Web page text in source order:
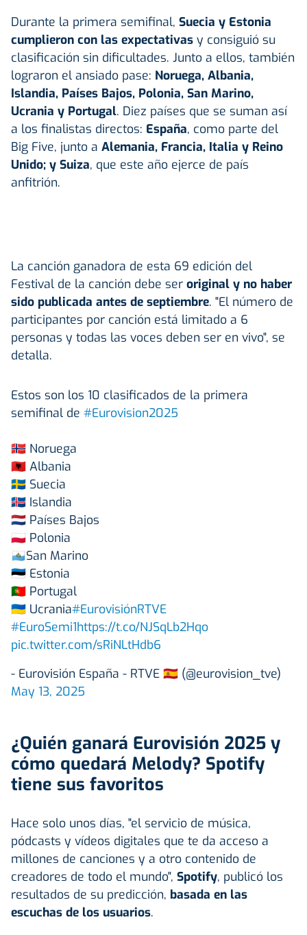
Durante la primera semifinal, Suecia y Estonia
cumplieron con las expectativas y consiguió su
clasificación sin dificultades. Junto a ellos, también
lograron el ansiado pase: Noruega, Albania,
Islandia, Países Bajos, Polonia, San Marino,
Ucrania y Portugal. Diez países que se suman así
a los finalistas directos: España, como parte del
Big Five, junto a Alemania, Francia, Italia y Reino
Unido; y Suiza, que este año ejerce de país
anfitrión.
La canción ganadora de esta 69 edición del
Festival de la canción debe ser original y no haber
sido publicada antes de septiembre. "El número de
participantes por canción está limitado a 6
personas y todas las voces deben ser en vivo", se
detalla.
Estos son los 10 clasificados de la primera
semifinal de #Eurovision2025
🇳🇴 Noruega
🇦🇱 Albania
🇸🇪 Suecia
🇮🇸 Islandia
🇳🇱 Países Bajos
🇵🇱 Polonia
🇸🇲San Marino
🇪🇪 Estonia
🇵🇹 Portugal
🇺🇦 Ucrania#EurovisiónRTVE
#EuroSemi1https://t.co/NJSqLb2Hqo
pic.twitter.com/sRiNLtHdb6
- Eurovisión España - RTVE 🇪🇸 (@eurovision_tve)
May 13, 2025
¿Quién ganará Eurovisión 2025 y
cómo quedará Melody? Spotify
tiene sus favoritos
Hace solo unos días, "el servicio de música,
pódcasts y vídeos digitales que te da acceso a
millones de canciones y a otro contenido de
creadores de todo el mundo", Spotify, publicó los
resultados de su predicción, basada en las
escuchas de los usuarios.